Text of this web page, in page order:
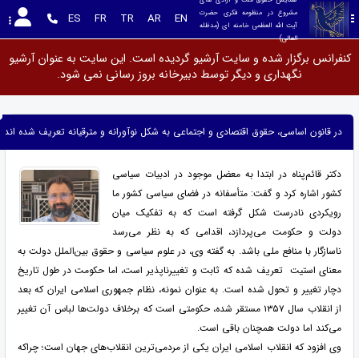
العالی)
EN
AR
TR
FR
ES
کنفرانس برگزار شده و سایت آرشیو گردیده است. این سایت به عنوان آرشیو
نگهداری و دیگر توسط دبیرخانه بروز رسانی نمی شود.
در قانون اساسی، حقوق اقتصادی و اجتماعی به شکل نوآورانه و مترقیانه تعریف شده اند
دکتر قائم‌پناه در ابتدا به معضل موجود در ادبیات سیاسی
کشور اشاره کرد و گفت: متأسفانه در فضای سیاسی کشور ما
رویکردی نادرست شکل گرفته است که به تفکیک میان
دولت و حکومت می‌پردازد، اقدامی که به نظر می‌رسد
ناسازگار با منافع ملی باشد. به گفته وی، در علوم سیاسی و حقوق بین‌الملل دولت به
معنای استیت تعریف شده که ثابت و تغییرناپذیر است، اما حکومت در طول تاریخ
دچار تغییر و تحول شده است. به عنوان نمونه، نظام جمهوری اسلامی ایران که بعد
از انقلاب سال ۱۳۵۷ مستقر شده، حکومتی است که برخلاف دولت‌ها لباس آن تغییر
می‌کند اما دولت همچنان باقی است.
وی افزود که انقلاب اسلامی ایران یکی از مردمی‌ترین انقلاب‌های جهان است؛ چراکه